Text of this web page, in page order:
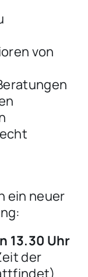
von
ein neuer
13.30 Uhr
der